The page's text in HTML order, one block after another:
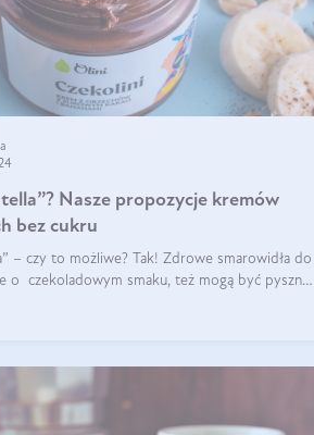
Nasze propozycje kremów
bez cukru
– czy to możliwe? Tak! Zdrowe smarowidła do
o czekoladowym smaku, też mogą być pyszne.